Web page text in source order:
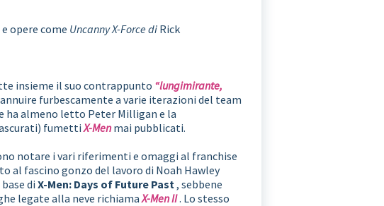
opere come Uncanny X-Force di Rick
insieme il suo contrappunto “lungimirante,
furbescamente a varie iterazioni del team
ha almeno letto Peter Milligan e la
fumettiX-Menmai pubblicati.
notare i vari riferimenti e omaggi al franchise
al fascino gonzo del lavoro di Noah Hawley
base diX-Men: Days of Future Past , sebbene
legate alla neve richiamaX-Men II. Lo stesso